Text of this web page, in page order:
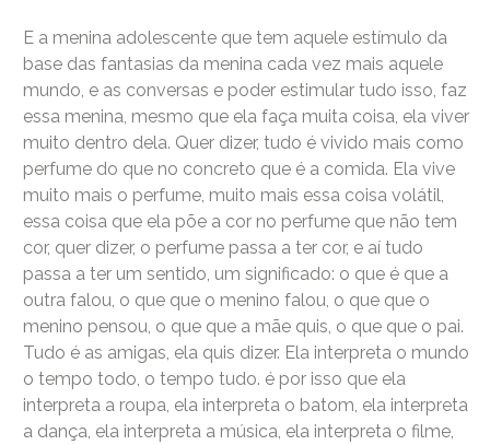
E a menina adolescente que tem aquele estímulo da
base das fantasias da menina cada vez mais aquele
mundo, e as conversas e poder estimular tudo isso, faz
essa menina, mesmo que ela faça muita coisa, ela viver
muito dentro dela. Quer dizer, tudo é vivido mais como
perfume do que no concreto que é a comida. Ela vive
muito mais o perfume, muito mais essa coisa volátil,
essa coisa que ela põe a cor no perfume que não tem
cor, quer dizer, o perfume passa a ter cor, e aí tudo
passa a ter um sentido, um significado: o que é que a
outra falou, o que que o menino falou, o que que o
menino pensou, o que que a mãe quis, o que que o pai.
Tudo é as amigas, ela quis dizer. Ela interpreta o mundo
o tempo todo, o tempo tudo. é por isso que ela
interpreta a roupa, ela interpreta o batom, ela interpreta
a dança, ela interpreta a música, ela interpreta o filme,